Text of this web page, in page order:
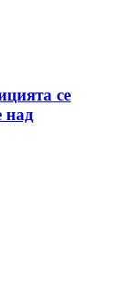
се
над